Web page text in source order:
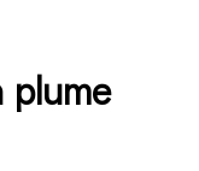
plume